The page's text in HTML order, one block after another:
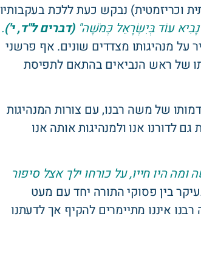
מנהיגות (חוקית, מסורתית וכריזמטית) נבקש כעת ללכת בעקבותיו
עוֹד בְּיִשְׂרָאֵל כְּמֹשֶׁה"(דברים ל"ד, י').
על מנהיגותו מצדדים שונים. אף פרשני
של ראש הנביאים בהתאם לתפיסת
של משה רבנו, עם צורות המנהיגות
לדורנו אנו ולמנהיגות אותה אנו
היו חייו, על כורחו ילך אצל סיפור
בין פסוקי התורה יחד עם מעט
איננו מתיימרים להקיף אך לדעתנו